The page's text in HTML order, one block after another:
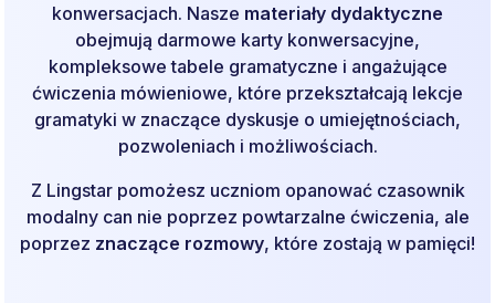
konwersacjach. Nasze materiały dydaktyczne
obejmują darmowe karty konwersacyjne,
kompleksowe tabele gramatyczne i angażujące
ćwiczenia mówieniowe, które przekształcają lekcje
gramatyki w znaczące dyskusje o umiejętnościach,
pozwoleniach i możliwościach.
Z Lingstar pomożesz uczniom opanować czasownik
modalny can nie poprzez powtarzalne ćwiczenia, ale
poprzez znaczące rozmowy, które zostają w pamięci!